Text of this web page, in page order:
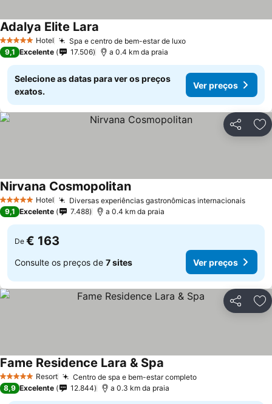
5 Estrelas Hotel Spa e centro de bem-estar de luxo
Adalya Elite Lara
9,1 Excelente 17.506 a 0.4 km da praia
Selecione as datas para ver os preços
exatos.
Ver preços
Partilhar
5 Estrelas Hotel Diversas experiências gastronômicas internacionais
Nirvana Cosmopolitan
9,1 Excelente 7.488 a 0.4 km da praia
De € 163
Consulte os preços de 7 sites Ver preços
Partilhar
5 Estrelas Resort Centro de spa e bem-estar completo
Fame Residence Lara & Spa
8,9 Excelente 12.844 a 0.3 km da praia